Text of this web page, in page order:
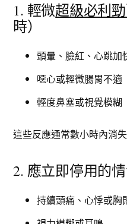
1. 輕微超級必利
時）
頭暈、臉紅、心跳加
噁心或輕微腸胃不適
輕度鼻塞或視覺模糊
這些反應通常數小時內消
2. 應立即停用的
持續頭痛、心悸或胸